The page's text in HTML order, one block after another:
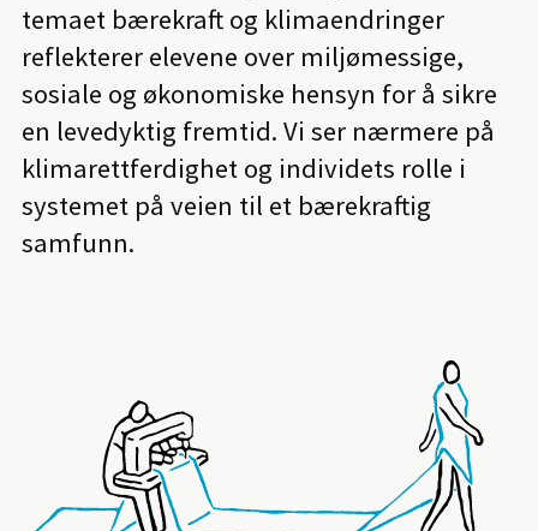
temaet bærekraft og klimaendringer
reflekterer elevene over miljømessige,
sosiale og økonomiske hensyn for å sikre
en levedyktig fremtid. Vi ser nærmere på
klimarettferdighet og individets rolle i
systemet på veien til et bærekraftig
samfunn.